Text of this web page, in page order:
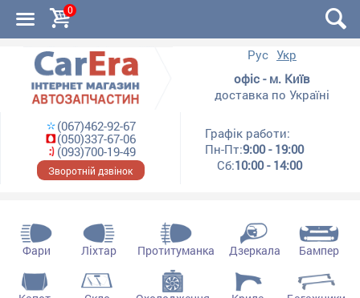
0
Рус Укр
офіс - м. Київ
доставка по Україні
(067)462-92-67
(050)337-67-06
(093)700-19-49
Зворотній дзвінок
Графік работи:
Пн-Пт:9:00 - 19:00
Сб:10:00 - 14:00
Фари Ліхтар Протитуманка Дзеркала Бампер